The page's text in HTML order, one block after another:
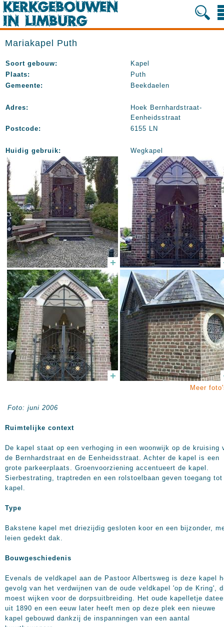
Mariakapel Puth
Soort gebouw:
Kapel
Plaats:
Puth
Gemeente:
Beekdaelen
Adres:
Hoek Bernhardstraat-
Eenheidsstraat
Postcode:
6155 LN
Huidig gebruik: Wegkapel
Meer
Foto: juni 2006
Ruimtelijke context
De kapel staat op een verhoging in een woonwijk op de kruising
de Bernhardstraat en de Eenheidsstraat. Achter de kapel is een
grote parkeerplaats. Groenvoorziening accentueert de kapel.
Sierbestrating, traptreden en een rolstoelbaan geven toegang tot
kapel.
Type
Bakstene kapel met driezijdig gesloten koor en een bijzonder,
leien gedekt dak.
Bouwgeschiedenis
Evenals de veldkapel aan de Pastoor Albertsweg is deze kapel
gevolg van het verdwijnen van de oude veldkapel 'op de Kring',
moest wijken voor de dorpsuitbreiding. Het oude kapelletje
uit 1890 en een eeuw later heeft men op deze plek een nieuwe
kapel gebouwd dankzij de inspanningen van een aantal